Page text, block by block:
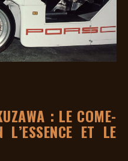
: LE COME-
ET LE